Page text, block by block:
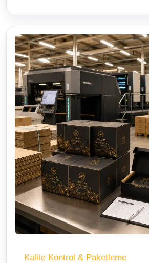
Kalite Kontrol & Paketleme